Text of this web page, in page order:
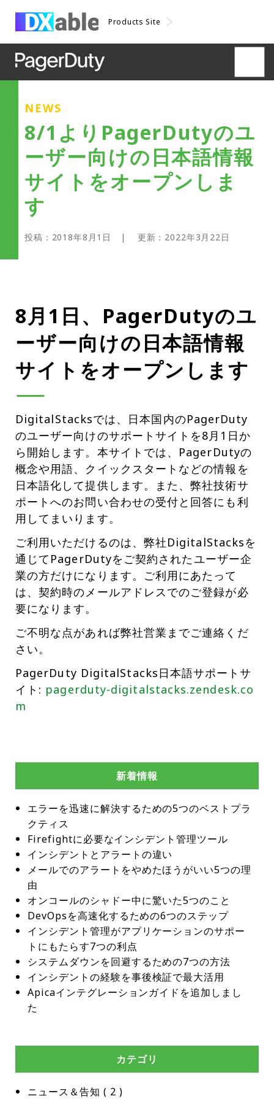
Products Site
NEWS
8/1よりPagerDutyのユ
ーザー向けの日本語情報
サイトをオープンしま
す
投稿： 2018年8月1日 | 更新： 2022年3月22日
8月1日、PagerDutyのユ
ーザー向けの日本語情報
サイトをオープンします
DigitalStacksでは、日本国内のPagerDuty
のユーザー向けのサポートサイトを8月1日か
ら開始します。本サイトでは、PagerDutyの
概念や用語、クイックスタートなどの情報を
日本語化して提供します。また、弊社技術サ
ポートへのお問い合わせの受付と回答にも利
用してまいります。
ご利用いただけるのは、弊社DigitalStacksを
通じてPagerDutyをご契約されたユーザー企
業の方だけになります。ご利用にあたって
は、契約時のメールアドレスでのご登録が必
要になります。
ご不明な点があれば弊社営業までご連絡くだ
さい。
PagerDuty DigitalStacks日本語サポートサ
イト: pagerduty-digitalstacks.zendesk.co
m
新着情報
エラーを迅速に解決するための5つのベストプラ
クティス
Firefightに必要なインシデント管理ツール
インシデントとアラートの違い
メールでのアラートをやめたほうがいい5つの理
由
オンコールのシャドー中に驚いた5つのこと
DevOpsを高速化するための6つのステップ
インシデント管理がアプリケーションのサポー
トにもたらす7つの利点
システムダウンを回避するための7つの方法
インシデントの経験を事後検証で最大活用
Apicaインテグレーションガイドを追加しまし
た
カテゴリ
ニュース＆告知 ( 2 )